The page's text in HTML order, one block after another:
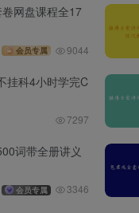
网盘课程全17
会员专属 9044
挂科4小时学完C
7297
词带全册讲义
会员专属 3346